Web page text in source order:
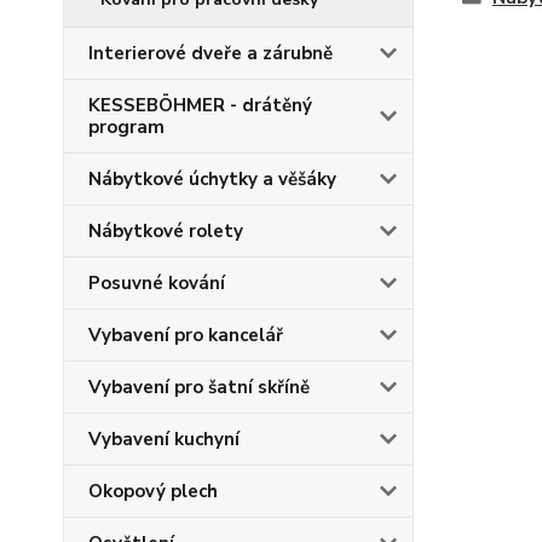
Interierové dveře a zárubně
KESSEBÖHMER - drátěný
program
Nábytkové úchytky a věšáky
Nábytkové rolety
Posuvné kování
Vybavení pro kancelář
Vybavení pro šatní skříně
Vybavení kuchyní
Okopový plech